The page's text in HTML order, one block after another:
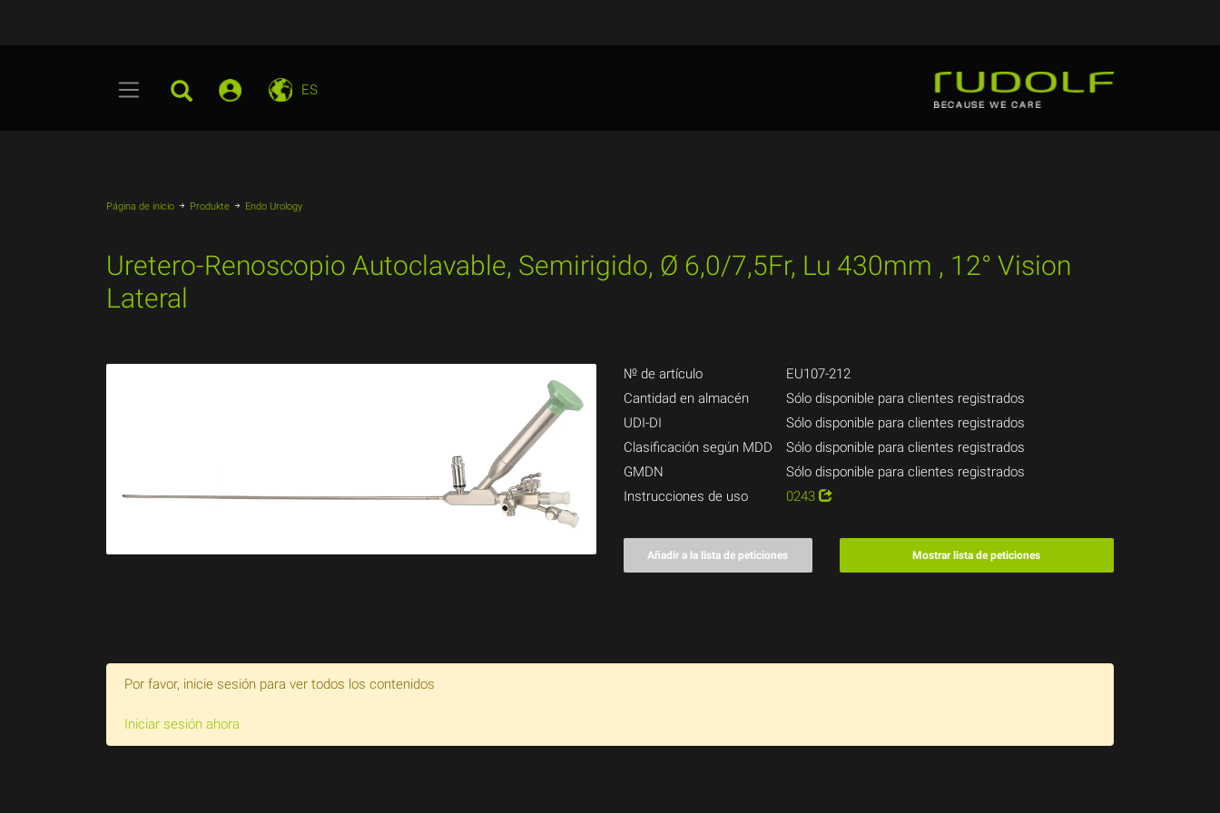
ES
Página de inicio Produkte Endo Urology
Uretero-Renoscopio Autoclavable, Semirigido, Ø 6,0/7,5Fr, Lu 430mm , 12° Vision
Lateral
№ de artículo
EU107-212
Cantidad en almacén
Sólo disponible para clientes registrados
UDI-DI
Sólo disponible para clientes registrados
Clasificación según MDD
Sólo disponible para clientes registrados
GMDN
Sólo disponible para clientes registrados
Instrucciones de uso
0243
Añadir a la lista de peticiones Mostrar lista de peticiones
Por favor, inicie sesión para ver todos los contenidos
Iniciar sesión ahora